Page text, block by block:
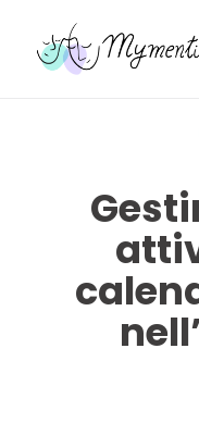
Vai